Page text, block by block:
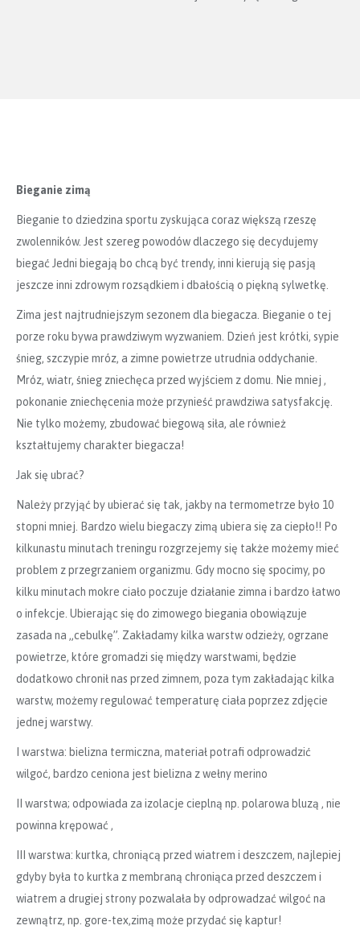
Bieganie zimą
Bieganie to dziedzina sportu zyskująca coraz większą rzeszę
zwolenników. Jest szereg powodów dlaczego się decydujemy
biegać Jedni biegają bo chcą być trendy, inni kierują się pasją
jeszcze inni zdrowym rozsądkiem i dbałością o piękną sylwetkę.
Zima jest najtrudniejszym sezonem dla biegacza. Bieganie o tej
porze roku bywa prawdziwym wyzwaniem. Dzień jest krótki, sypie
śnieg, szczypie mróz, a zimne powietrze utrudnia oddychanie.
Mróz, wiatr, śnieg zniechęca przed wyjściem z domu. Nie mniej ,
pokonanie zniechęcenia może przynieść prawdziwa satysfakcję.
Nie tylko możemy, zbudować biegową siła, ale również
kształtujemy charakter biegacza!
Jak się ubrać?
Należy przyjąć by ubierać się tak, jakby na termometrze było 10
stopni mniej. Bardzo wielu biegaczy zimą ubiera się za ciepło!! Po
kilkunastu minutach treningu rozgrzejemy się także możemy mieć
problem z przegrzaniem organizmu. Gdy mocno się spocimy, po
kilku minutach mokre ciało poczuje działanie zimna i bardzo łatwo
o infekcje. Ubierając się do zimowego biegania obowiązuje
zasada na „cebulkę”. Zakładamy kilka warstw odzieży, ogrzane
powietrze, które gromadzi się między warstwami, będzie
dodatkowo chronił nas przed zimnem, poza tym zakładając kilka
warstw, możemy regulować temperaturę ciała poprzez zdjęcie
jednej warstwy.
I warstwa: bielizna termiczna, materiał potrafi odprowadzić
wilgoć, bardzo ceniona jest bielizna z wełny merino
II warstwa; odpowiada za izolacje cieplną np. polarowa bluzą , nie
powinna krępować ,
III warstwa: kurtka, chroniącą przed wiatrem i deszczem, najlepiej
gdyby była to kurtka z membraną chroniąca przed deszczem i
wiatrem a drugiej strony pozwalała by odprowadzać wilgoć na
zewnątrz, np. gore-tex,zimą może przydać się kaptur!